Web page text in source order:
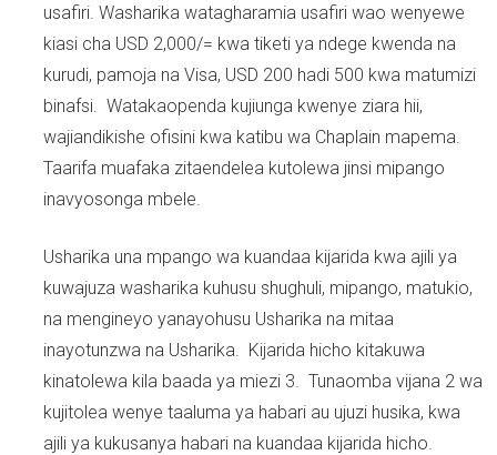
usafiri. Washarika watagharamia usafiri wao wenyewe
kiasi cha USD 2,000/= kwa tiketi ya ndege kwenda na
kurudi, pamoja na Visa, USD 200 hadi 500 kwa matumizi
binafsi. Watakaopenda kujiunga kwenye ziara hii,
wajiandikishe ofisini kwa katibu wa Chaplain mapema.
Taarifa muafaka zitaendelea kutolewa jinsi mipango
inavyosonga mbele.
Usharika una mpango wa kuandaa kijarida kwa ajili ya
kuwajuza washarika kuhusu shughuli, mipango, matukio,
na mengineyo yanayohusu Usharika na mitaa
inayotunzwa na Usharika. Kijarida hicho kitakuwa
kinatolewa kila baada ya miezi 3. Tunaomba vijana 2 wa
kujitolea wenye taaluma ya habari au ujuzi husika, kwa
ajili ya kukusanya habari na kuandaa kijarida hicho.